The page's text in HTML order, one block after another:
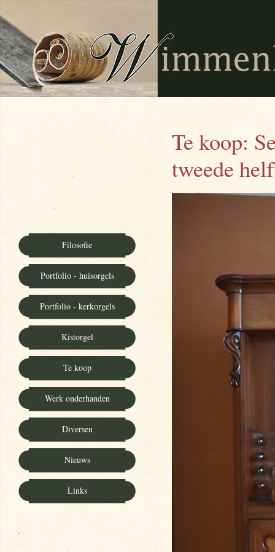
Te koop:
tweede
Filosofie
Portfolio - huisorgels
Portfolio - kerkorgels
Kistorgel
Te koop
Werk onderhanden
Diversen
Nieuws
Links